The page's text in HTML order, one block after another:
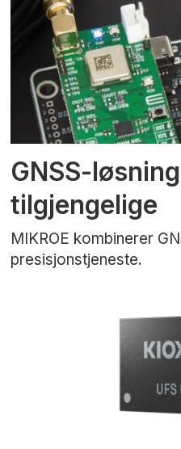
GNSS-
tilgjengelige
MIKROE kombinerer
presisjonstjeneste.